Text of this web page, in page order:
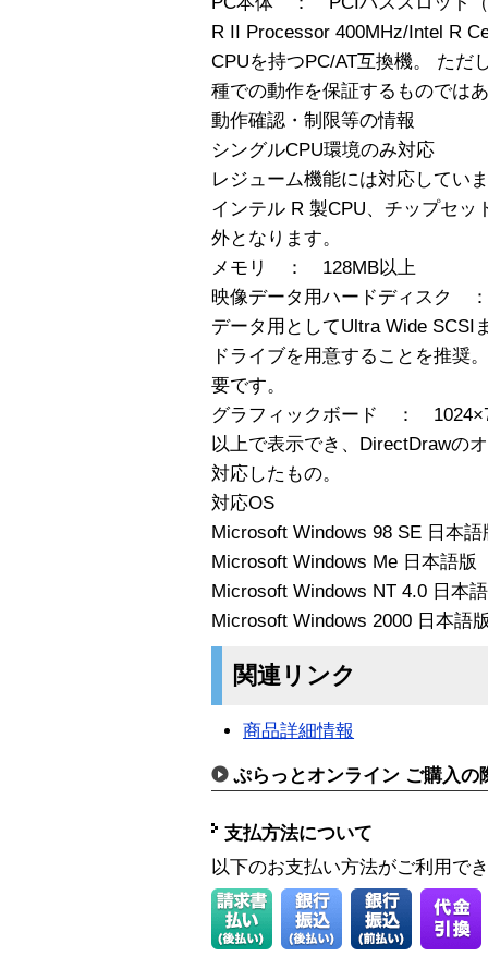
R II Processor 400MHz/Intel R
CPUを持つPC/AT互換機。 ただ
種での動作を保証するものでは
動作確認・制限等の情報
シングルCPU環境のみ対応
レジューム機能には対応してい
インテル R 製CPU、チップセッ
外となります。
メモリ ： 128MB以上
映像データ用ハードディスク
データ用としてUltra Wide SCSI
ドライブを用意することを推奨
要です。
グラフィックボード ：
以上で表示でき、DirectDrawの
対応したもの。
対応OS
Microsoft Windows 98 SE 日本語
Microsoft Windows Me 日本語版
Microsoft Windows NT 4.0 日本
Microsoft Windows 2000 日本語
関連リンク
商品詳細情報
ぷらっとオンライン ご購入の
支払方法について
以下のお支払い方法がご利用で